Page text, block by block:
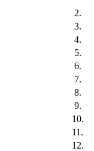
2.
3.
4.
5.
6.
7.
8.
9.
10.
11.
12.